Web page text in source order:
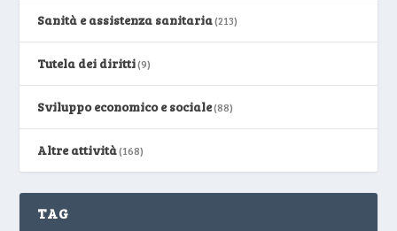
Sanità e assistenza sanitaria(213)
Tutela dei diritti(9)
Sviluppo economico e sociale(88)
Altre attività(168)
TAG